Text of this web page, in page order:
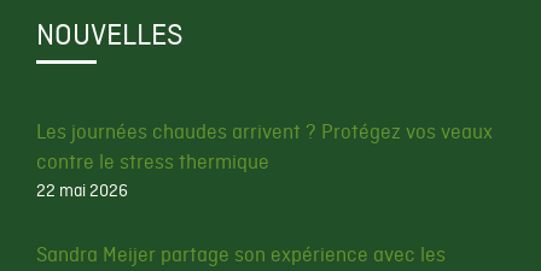
NOUVELLES
Les journées chaudes arrivent ? Protégez vos veaux
contre le stress thermique
22 mai 2026
Sandra Meijer partage son expérience avec les